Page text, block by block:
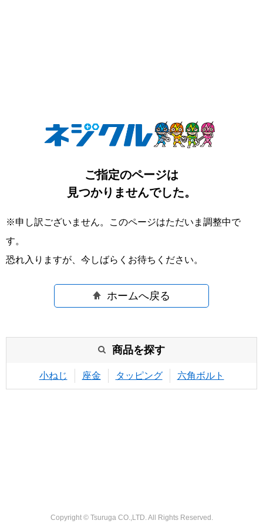
ご指定のページは
見つかりませんでした。
※申し訳ございません。このページはただいま調整中で
す。
恐れ入りますが、今しばらくお待ちください。
ホームへ戻る
商品を探す
小ねじ 座金 タッピング 六角ボルト
Copyright © Tsuruga CO.,LTD. All Rights Reserved.